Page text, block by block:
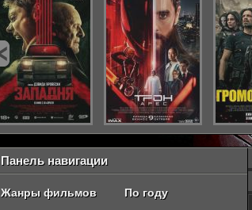
Панель навигации
Жанры фильмов По году